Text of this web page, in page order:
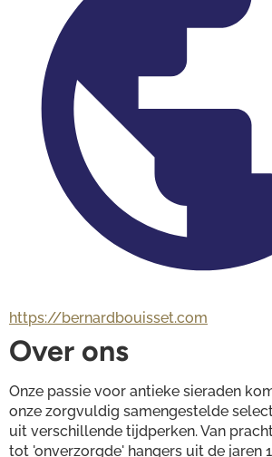
https://bernardbouisset.com
Over ons
Onze passie voor antieke sieraden
onze zorgvuldig samengestelde
uit verschillende tijdperken. Van
tot 'onverzorgde' hangers uit de jaren